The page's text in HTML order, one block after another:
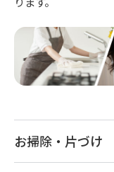
お掃除・片づけ